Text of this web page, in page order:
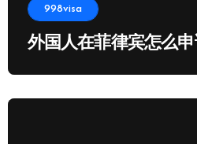
998visa
外国人在菲律宾怎么申